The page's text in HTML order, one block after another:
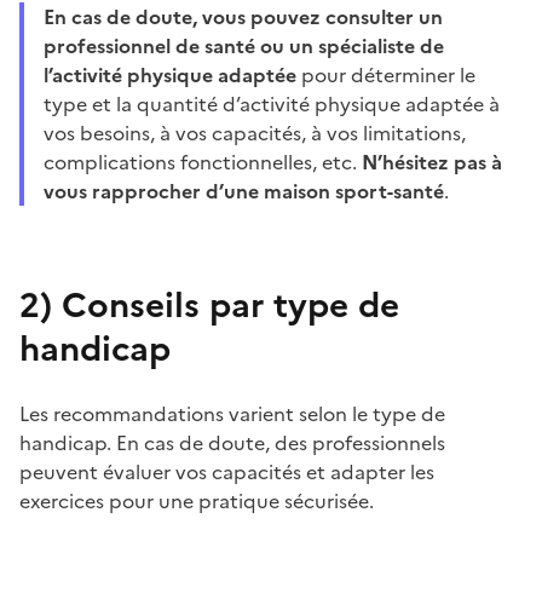
En cas de doute, vous pouvez consulter un
professionnel de santé ou un spécialiste de
l’activité physique adaptée pour déterminer le
type et la quantité d’activité physique adaptée à
vos besoins, à vos capacités, à vos limitations,
complications fonctionnelles, etc. N’hésitez pas à
vous rapprocher d’une maison sport-santé.
2) Conseils par type de
handicap
Les recommandations varient selon le type de
handicap. En cas de doute, des professionnels
peuvent évaluer vos capacités et adapter les
exercices pour une pratique sécurisée.